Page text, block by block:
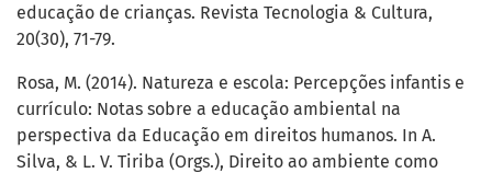
educação de crianças. Revista Tecnologia & Cultura,
20(30), 71-79.
Rosa, M. (2014). Natureza e escola: Percepções infantis e
currículo: Notas sobre a educação ambiental na
perspectiva da Educação em direitos humanos. In A.
Silva, & L. V. Tiriba (Orgs.), Direito ao ambiente como